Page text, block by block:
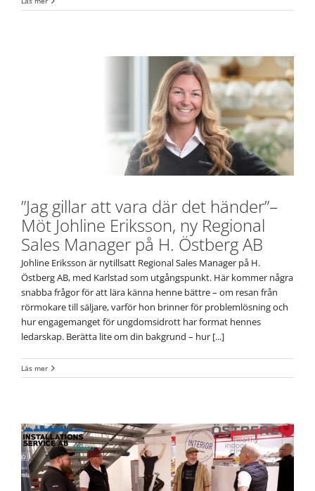
”Jag gillar att vara där det händer”–
Möt Johline Eriksson, ny Regional
Sales Manager på H. Östberg AB
Johline Eriksson är nytillsatt Regional Sales Manager på H.
Östberg AB, med Karlstad som utgångspunkt. Här kommer några
snabba frågor för att lära känna henne bättre – om resan från
rörmokare till säljare, varför hon brinner för problemlösning och
hur engagemanget för ungdomsidrott har format hennes
ledarskap. Berätta lite om din bakgrund – hur [...]
Läs mer